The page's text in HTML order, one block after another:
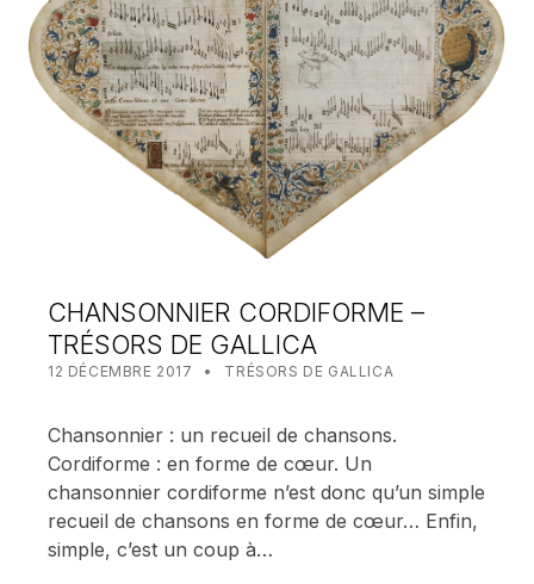
CHANSONNIER CORDIFORME –
TRÉSORS DE GALLICA
POSTED ON:
12 DÉCEMBRE 2017 WRITTEN BY:
MEALIN
CATEGORIZED IN:
TRÉSORS DE GALLICA
Chansonnier : un recueil de chansons.
Cordiforme : en forme de cœur. Un
chansonnier cordiforme n’est donc qu’un simple
recueil de chansons en forme de cœur… Enfin,
simple, c’est un coup à…